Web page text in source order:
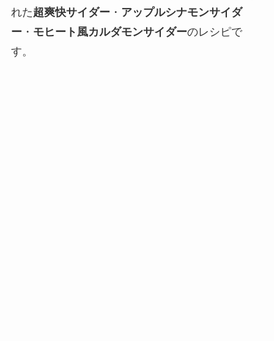
れた超爽快サイダー ・ アップルシナモンサイダ
ー ・ モヒート風カルダモンサイダーのレシピで
す。